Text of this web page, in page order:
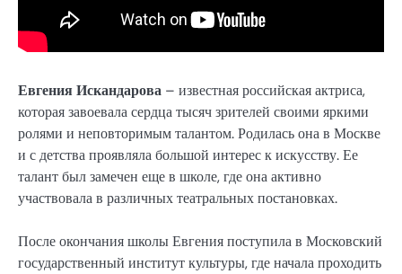
Евгения Искандарова – известная российская актриса,
которая завоевала сердца тысяч зрителей своими яркими
ролями и неповторимым талантом. Родилась она в Москве
и с детства проявляла большой интерес к искусству. Ее
талант был замечен еще в школе, где она активно
участвовала в различных театральных постановках.
После окончания школы Евгения поступила в Московский
государственный институт культуры, где начала проходить